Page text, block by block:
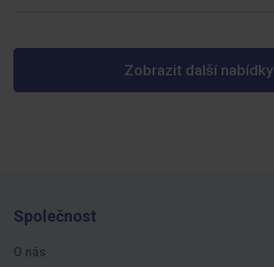
Zobrazit další nabídky
Společnost
O nás